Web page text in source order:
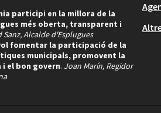
participi en la millora de la
més oberta, transparent i
Sanz, Alcalde d'Esplugues
fomentar la participació de la
municipals, promovent la
el bon govern. Joan Marín, Regidor